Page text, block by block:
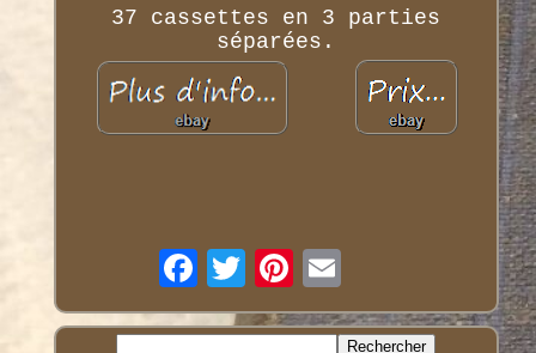
37 cassettes en 3 parties
séparées.